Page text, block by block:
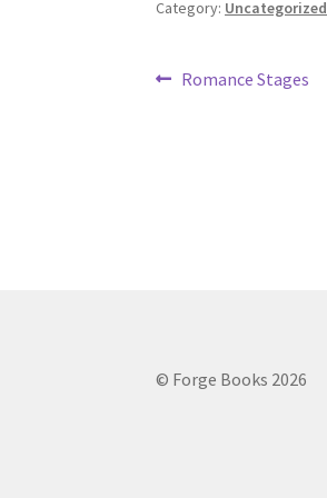
Category: Uncategorized
Post
Previous
Romance Stages
© Forge Books 2026